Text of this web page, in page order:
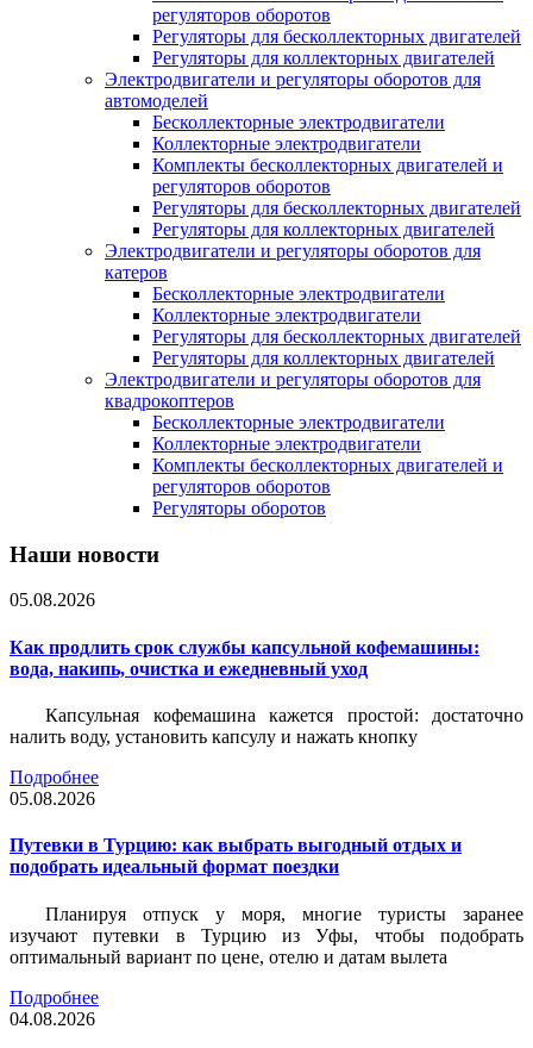
регуляторов оборотов
Регуляторы для бесколлекторных двигателей
Регуляторы для коллекторных двигателей
Электродвигатели и регуляторы оборотов для
автомоделей
Бесколлекторные электродвигатели
Коллекторные электродвигатели
Комплекты бесколлекторных двигателей и
регуляторов оборотов
Регуляторы для бесколлекторных двигателей
Регуляторы для коллекторных двигателей
Электродвигатели и регуляторы оборотов для
катеров
Бесколлекторные электродвигатели
Коллекторные электродвигатели
Регуляторы для бесколлекторных двигателей
Регуляторы для коллекторных двигателей
Электродвигатели и регуляторы оборотов для
квадрокоптеров
Бесколлекторные электродвигатели
Коллекторные электродвигатели
Комплекты бесколлекторных двигателей и
регуляторов оборотов
Регуляторы оборотов
Наши новости
05.08.2026
Как продлить срок службы капсульной кофемашины:
вода, накипь, очистка и ежедневный уход
Капсульная кофемашина кажется простой: достаточно
налить воду, установить капсулу и нажать кнопку
Подробнее
05.08.2026
Путевки в Турцию: как выбрать выгодный отдых и
подобрать идеальный формат поездки
Планируя отпуск у моря, многие туристы заранее
изучают путевки в Турцию из Уфы, чтобы подобрать
оптимальный вариант по цене, отелю и датам вылета
Подробнее
04.08.2026